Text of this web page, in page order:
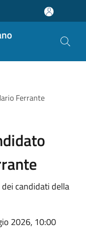
Ferrante
candidati della
2026, 10:00